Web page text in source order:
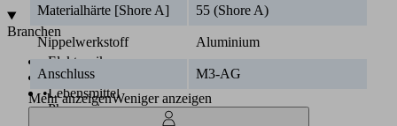
Branchen
Elektronik
•Glas
•Lebensmittel
•Pharmazie
Materialhärte [Shore A] 55 (Shore A)
Nippelwerkstoff Aluminium
Anschluss
M3-AG
Mehr anzeigenWeniger anzeigen